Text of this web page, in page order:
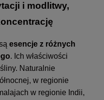
i modlitwy,
esencje z różnych
. Ich właściwości
Naturalnie
w regionie
w regionie Indii,